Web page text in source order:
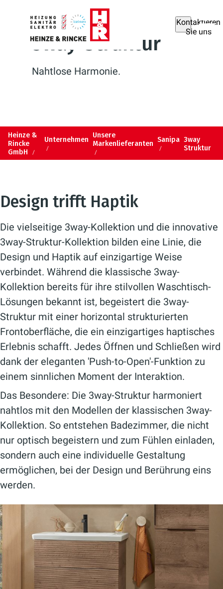
Kontaktieren
Sie uns
3way-Struktur
Nahtlose Harmonie.
Heinze &
Rincke
GmbH
Unternehmen Unsere
Markenlieferanten Sanipa 3way
Struktur
Design trifft Haptik
Die vielseitige 3way-Kollektion und die innovative
3way-Struktur-Kollektion bilden eine Linie, die
Design und Haptik auf einzigartige Weise
verbindet. Während die klassische 3way-
Kollektion bereits für ihre stilvollen Waschtisch-
Lösungen bekannt ist, begeistert die 3way-
Struktur mit einer horizontal strukturierten
Frontoberfläche, die ein einzigartiges haptisches
Erlebnis schafft. Jedes Öffnen und Schließen wird
dank der eleganten 'Push-to-Open'-Funktion zu
einem sinnlichen Moment der Interaktion.
Das Besondere: Die 3way-Struktur harmoniert
nahtlos mit den Modellen der klassischen 3way-
Kollektion. So entstehen Badezimmer, die nicht
nur optisch begeistern und zum Fühlen einladen,
sondern auch eine individuelle Gestaltung
ermöglichen, bei der Design und Berührung eins
werden.